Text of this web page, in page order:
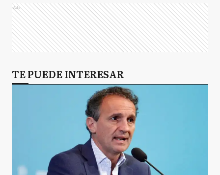
Ads
TE PUEDE INTERESAR